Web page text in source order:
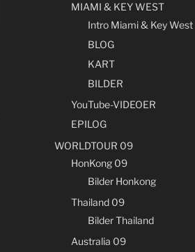
MIAMI & KEY WEST
Intro Miami & Key West
BLOG
KART
BILDER
YouTube-VIDEOER
EPILOG
WORLDTOUR 09
HonKong 09
Bilder Honkong
Thailand 09
Bilder Thailand
Australia 09